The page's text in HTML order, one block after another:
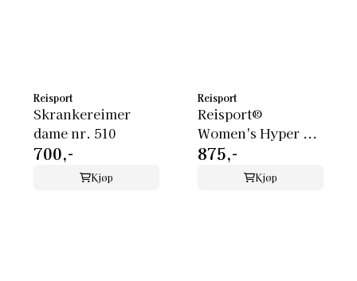
Reisport
Skrankereimer
dame nr. 510
700,-
Kjøp
Reisport
Reisport®
Women's Hyper ...
875,-
Kjøp